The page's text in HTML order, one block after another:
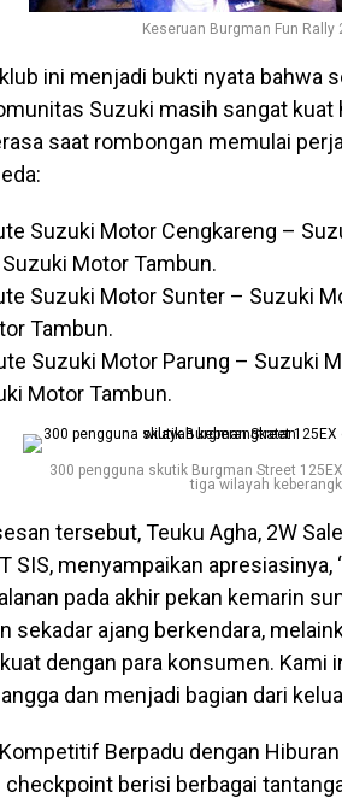
Keseruan Burgman Fun Rally
ini menjadi bukti nyata bahwa
Suzuki masih sangat kuat
saat rombongan memulai
Suzuki Motor Cengkareng –
Motor Tambun.
Suzuki Motor Sunter – Suzuki
Tambun.
Suzuki Motor Parung – Suzuki
Motor Tambun.
300 pengguna skutik Burgman Street
tiga wilayah
tersebut, Teuku Agha, 2W
SIS, menyampaikan
pada akhir pekan kemarin
sekadar ajang berkendara,
dengan para konsumen. Kami
dan menjadi bagian dari
Berpadu dengan
checkpoint berisi berbagai